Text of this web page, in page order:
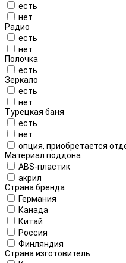
есть
нет
Радио
есть
нет
Полочка
есть
Зеркало
есть
нет
Турецкая баня
есть
нет
опция, приобретается
Материал поддона
ABS-пластик
акрил
Страна бренда
Германия
Канада
Китай
Россия
Финляндия
Страна изготовитель